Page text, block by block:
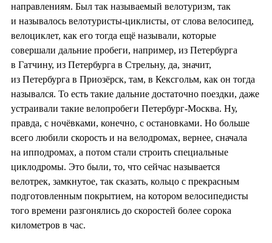
направлениям. Был так называемый велотуризм, так
и называлось велотуристы-циклисты, от слова велосипед,
велоциклет, как его тогда ещё называли, которые
совершали дальние пробеги, например, из Петербурга
в Гатчину, из Петербурга в Стрельну, да, значит,
из Петербурга в Приозёрск, там, в Кексгольм, как он тогда
назывался. То есть такие дальние достаточно поездки, даже
устраивали такие велопробеги Петербург-Москва. Ну,
правда, с ночёвками, конечно, с остановками. Но больше
всего любили скорость и на велодромах, вернее, сначала
на ипподромах, а потом стали строить специальные
циклодромы. Это были, то, что сейчас называется
велотрек, замкнутое, так сказать, кольцо с прекрасным
подготовленным покрытием, на котором велосипедисты
того времени разгонялись до скоростей более сорока
километров в час.